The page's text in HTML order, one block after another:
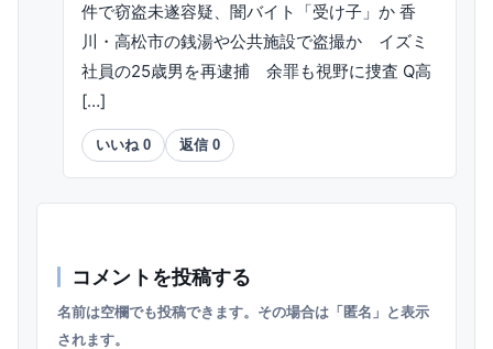
件で窃盗未遂容疑、闇バイト「受け子」か 香
川・高松市の銭湯や公共施設で盗撮か イズミ
社員の25歳男を再逮捕 余罪も視野に捜査 Q高
[…]
いいね 0 返信 0
コメントを投稿する
名前は空欄でも投稿できます。その場合は「匿名」と表示
されます。